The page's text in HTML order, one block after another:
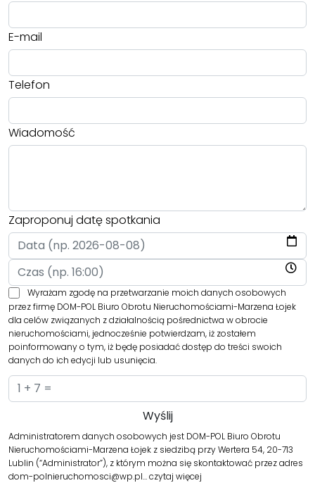
E-mail
Telefon
Wiadomość
Zaproponuj datę spotkania
Wyrażam zgodę na przetwarzanie moich danych osobowych
przez firmę DOM-POL Biuro Obrotu Nieruchomościami-Marzena Łojek
dla celów związanych z działalnością pośrednictwa w obrocie
nieruchomościami, jednocześnie potwierdzam, iż zostałem
poinformowany o tym, iż będę posiadać dostęp do treści swoich
danych do ich edycji lub usunięcia.
Administratorem danych osobowych jest DOM-POL Biuro Obrotu
Nieruchomościami-Marzena Łojek z siedzibą przy Wertera 54, 20-713
Lublin (“Administrator”), z którym można się skontaktować przez adres
dom-polnieruchomosci@wp.pl…czytaj więcej